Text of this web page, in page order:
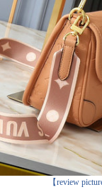
【review
下一张